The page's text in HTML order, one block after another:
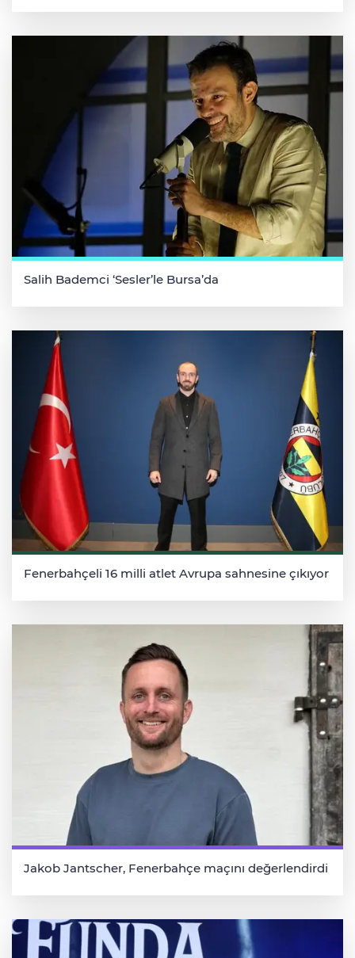
Salih Bademci ‘Sesler’le Bursa’da
Fenerbahçeli 16 milli atlet Avrupa sahnesine çıkıyor
Jakob Jantscher, Fenerbahçe maçını değerlendirdi